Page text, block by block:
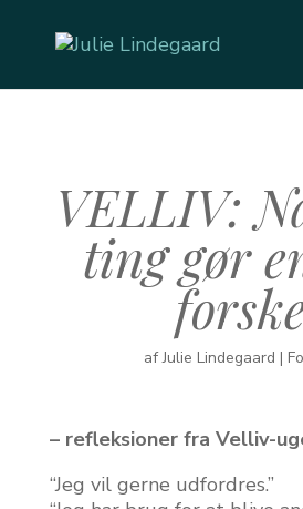
VELLIV:
ting gør
afJulie Lindegaard |
– refleksioner fra Velliv-
“Jeg vil gerne udfordres.”